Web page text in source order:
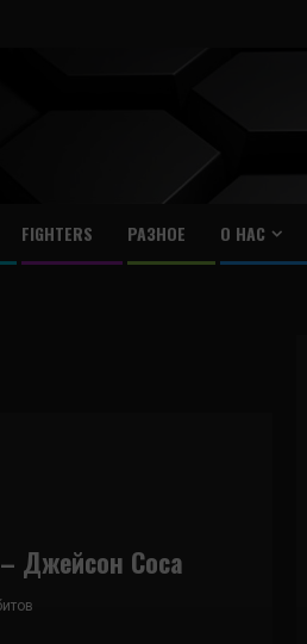
FIGHTERS РАЗНОЕ О НАС
Джейсон Соса